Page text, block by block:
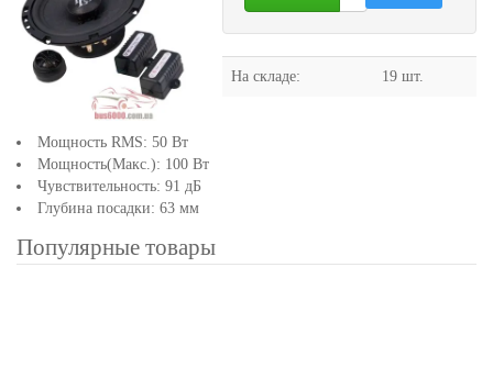
На складе: 19 шт.
Мощность RMS: 50 Вт
Мощность(Макс.): 100 Вт
Чувствительность: 91 дБ
Глубина посадки: 63 мм
Популярные товары